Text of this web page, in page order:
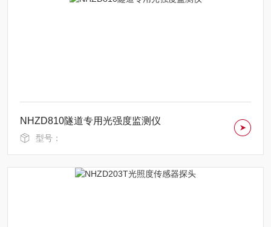
NHZD810隧道专用光强度监测仪
型号：